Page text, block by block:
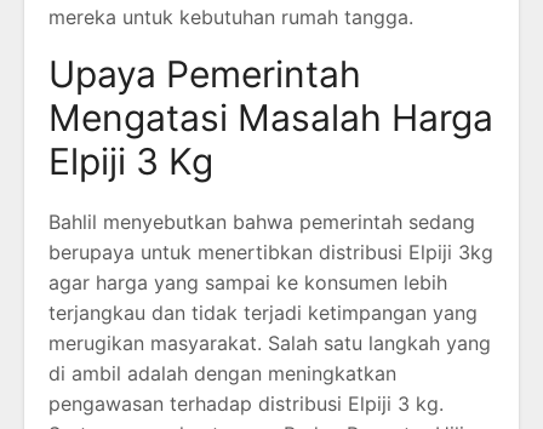
mereka untuk kebutuhan rumah tangga.
Upaya Pemerintah
Mengatasi Masalah Harga
Elpiji 3 Kg
Bahlil menyebutkan bahwa pemerintah sedang
berupaya untuk menertibkan distribusi Elpiji 3kg
agar harga yang sampai ke konsumen lebih
terjangkau dan tidak terjadi ketimpangan yang
merugikan masyarakat. Salah satu langkah yang
di ambil adalah dengan meningkatkan
pengawasan terhadap distribusi Elpiji 3 kg.